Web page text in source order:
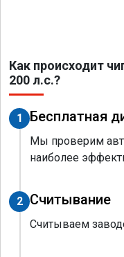
Как происходит
200 л.с.?
1 Бесплатная
Мы проверим
наиболее
2 Считывание
Считываем